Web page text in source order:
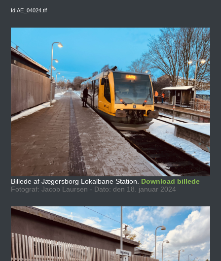
Id:AE_04024.tif
Billede af Jægersborg Lokalbane Station. Download billede
Fotograf: Jacob Laursen - Dato: den 18. januar 2024